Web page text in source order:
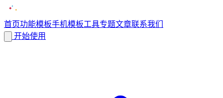
首页功能模板手机模板工具专题文章联系我们
开始使用